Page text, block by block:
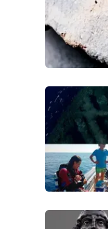
Calabriavisione
Destinazioni